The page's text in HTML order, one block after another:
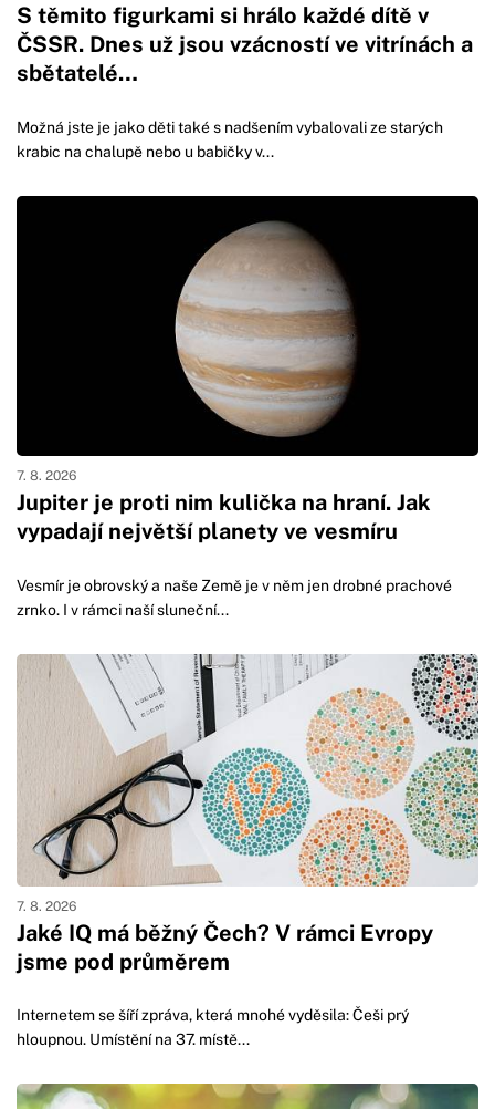
S těmito figurkami si hrálo každé dítě v
ČSSR. Dnes už jsou vzácností ve vitrínách a
sbětatelé…
Možná jste je jako děti také s nadšením vybalovali ze starých
krabic na chalupě nebo u babičky v...
Jupiter je proti nim kulička na hraní. Jak
vypadají největší planety ve vesmíru
7. 8. 2026
Vesmír je obrovský a naše Země je v něm jen drobné prachové
zrnko. I v rámci naší sluneční...
Jaké IQ má běžný Čech? V rámci Evropy
jsme pod průměrem
7. 8. 2026
Internetem se šíří zpráva, která mnohé vyděsila: Češi prý
hloupnou. Umístění na 37. místě...